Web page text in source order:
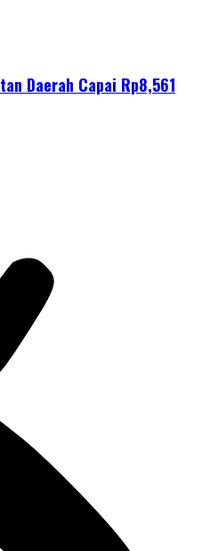
Daerah Capai Rp8,561